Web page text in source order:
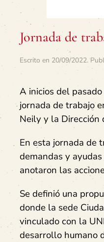
Jornada de
Escrito en 20/09/2022.
A inicios del
jornada de trabajo
Neily y la Dirección
En esta jornada de
demandas y
anotaron las
Se definió una
donde la sede
vinculado con la
desarrollo humano